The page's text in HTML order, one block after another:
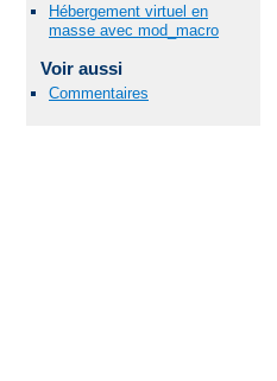
Hébergement virtuel en
masse avec mod_macro
Voir aussi
Commentaires